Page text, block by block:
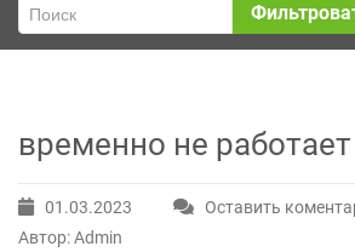
временно не
01.03.2023
Оставить
Автор: Admin